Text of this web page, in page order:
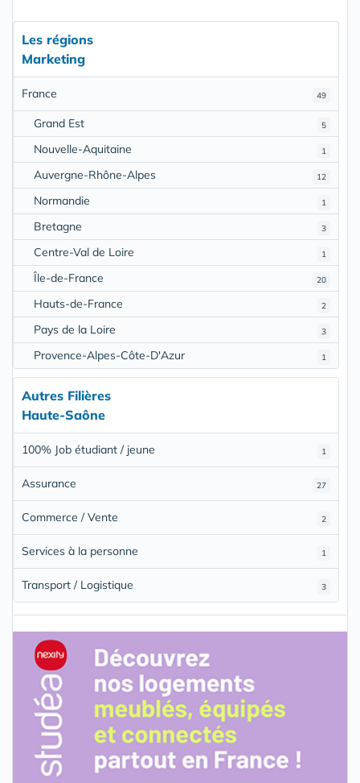
Les régions
Marketing
49
France
5
Grand Est
1
Nouvelle-Aquitaine
12
Auvergne-Rhône-Alpes
1
Normandie
3
Bretagne
1
Centre-Val de Loire
20
Île-de-France
2
Hauts-de-France
3
Pays de la Loire
1
Provence-Alpes-Côte-D'Azur
Autres Filières
Haute-Saône
1
100% Job étudiant / jeune
27
Assurance
2
Commerce / Vente
1
Services à la personne
3
Transport / Logistique